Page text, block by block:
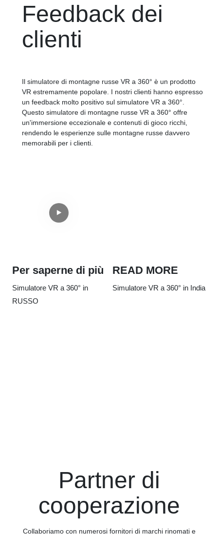
Feedback dei
clienti
Il simulatore di montagne russe VR a 360° è un prodotto
VR estremamente popolare. I nostri clienti hanno espresso
un feedback molto positivo sul simulatore VR a 360°.
Questo simulatore di montagne russe VR a 360° offre
un'immersione eccezionale e contenuti di gioco ricchi,
rendendo le esperienze sulle montagne russe davvero
memorabili per i clienti.
Per saperne di più
Simulatore VR a 360° in
RUSSO
READ MORE
Simulatore VR a 360° in India
Partner di
cooperazione
Collaboriamo con numerosi fornitori di marchi rinomati e